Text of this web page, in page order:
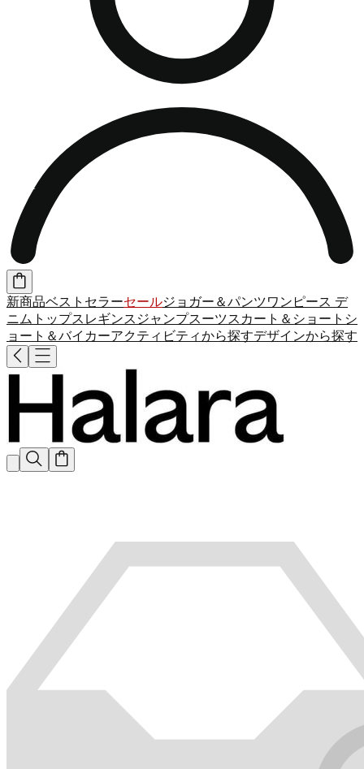
新商品ベストセラーセールジョガー＆パンツワンピース デ
ニム トップス レギンス ジャンプスーツスカート＆ショート シ
ョート＆バイカーアクティビティから探すデザインから探す